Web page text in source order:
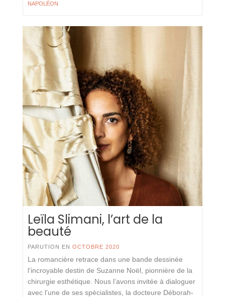
NAPOLÉON
Leïla Slimani, l’art de la
beauté
PARUTION EN OCTOBRE 2020
La romancière retrace dans une bande dessinée
l’incroyable destin de Suzanne Noël, pionnière de la
chirurgie esthétique. Nous l’avons invitée à dialoguer
avec l’une de ses spécialistes, la docteure Déborah-